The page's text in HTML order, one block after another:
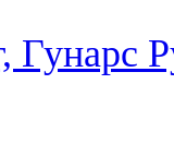
Гунарс